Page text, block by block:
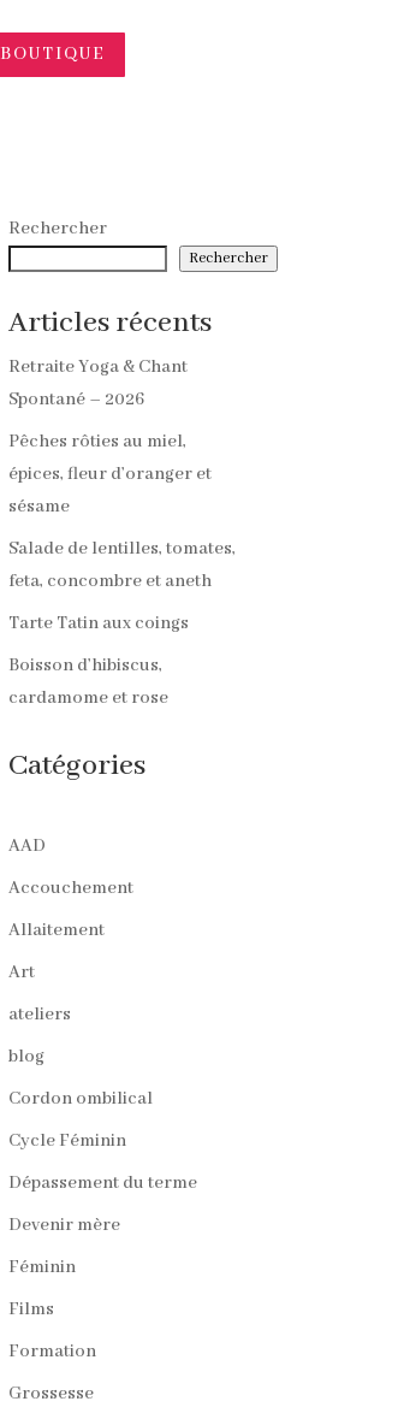
BOUTIQUE
Rechercher
Rechercher
Articles récents
Retraite Yoga & Chant
Spontané – 2026
Pêches rôties au miel,
épices, fleur d’oranger et
sésame
Salade de lentilles, tomates,
feta, concombre et aneth
Tarte Tatin aux coings
Boisson d’hibiscus,
cardamome et rose
Catégories
AAD
Accouchement
Allaitement
Art
ateliers
blog
Cordon ombilical
Cycle Féminin
Dépassement du terme
Devenir mère
Féminin
Films
Formation
Grossesse